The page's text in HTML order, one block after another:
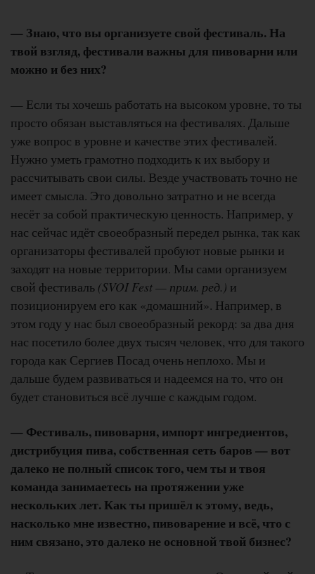
— Знаю, что вы организуете свой фестиваль. На
твой взгляд, фестивали важны для пивоварни или
можно и без них?
— Если ты хочешь работать на высоком уровне, то ты
просто обязан выставляться на фестивалях. Дальше
уже вопрос в уровне и качестве этих фестивалей.
Нужно уметь грамотно подходить к их выбору и
рассчитывать свои силы. Везде участвовать точно не
имеет смысла. Это довольно затратно и не всегда
несёт за собой практическую ценность. Например, у
нас сейчас идёт своеобразный передел рынка, так как
организаторы фестивалей пробуют новые рынки и
заходят на новые территории. Мы сами организуем
свой фестиваль (SVOI Fest — прим. ред.) и
позиционируем его как «домашний». Например, в
этом году у нас был своеобразный рекорд: за два дня
нас посетило более двух тысяч человек, что для такого
города как Сергиев Посад очень неплохо. Мы и
дальше будем развиваться и надеемся на то, что он
будет становиться всё лучше с каждым годом.
— Фестиваль, пивоварня, импорт ингредиентов,
дистрибуция пива, собственная сеть баров — вот
далеко не полный список того, чем ты и твоя
команда занимаетесь на протяжении уже
нескольких лет. Как ты пришёл к этому, ведь,
насколько мне известно, пивоварение и всё, что с
ним связано, это далеко не основной твой бизнес?